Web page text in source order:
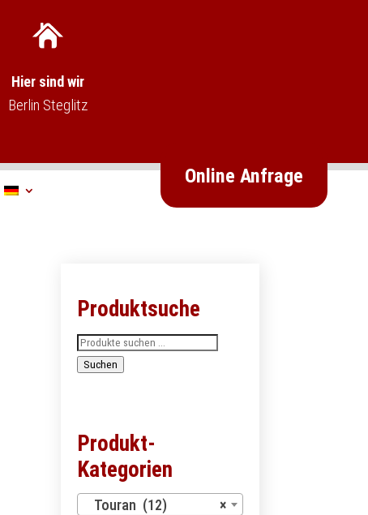
Hier sind wir
Berlin Steglitz
Online Anfrage
Produktsuche
Suchen
nach:
Suchen
Produkt-
Kategorien
×
Touran (12)